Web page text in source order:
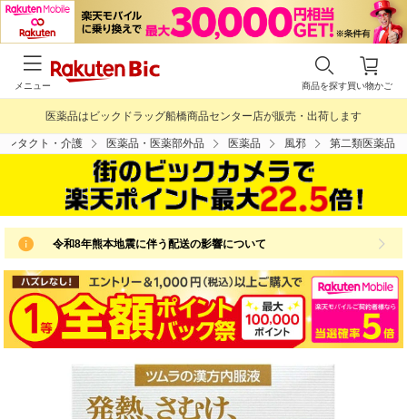
買い物かご
商品を探す
メニュー
医薬品はビックドラッグ船橋商品センター店が販売・出荷します
ンタクト・介護 医薬品・医薬部外品 医薬品 風邪 第二類医薬品
令和8年熊本地震に伴う配送の影響について